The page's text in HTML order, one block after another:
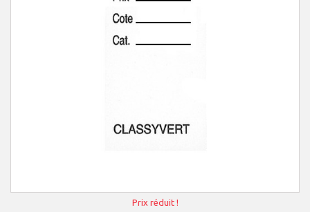
Prix réduit !